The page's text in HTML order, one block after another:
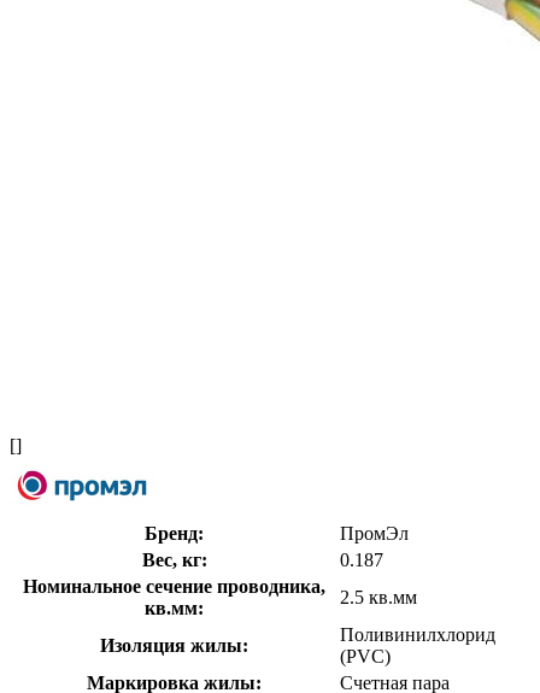
[]
Бренд:
ПромЭл
Вес, кг:
0.187
Номинальное сечение проводника,
кв.мм:
2.5 кв.мм
Изоляция жилы:
Поливинилхлорид
(PVC)
Маркировка жилы:
Счетная пара